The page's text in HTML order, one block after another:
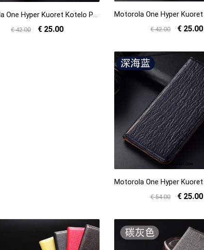
€ 42.00 € 25.00 € 42.00 € 25.00
€ 54.00 € 25.00